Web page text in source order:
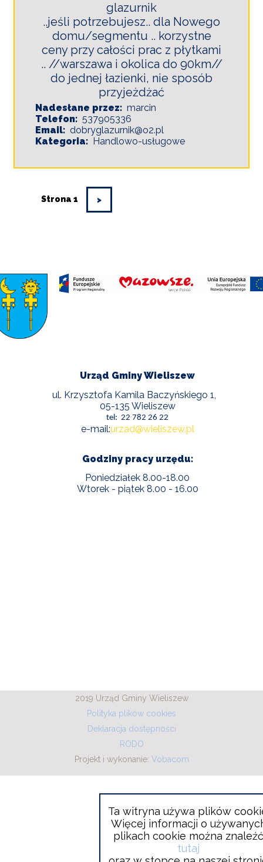
Ta witryna używa plików
Więcej informacji o
plikach cookie można znaleźć
tutaj
glazurnik
..jeśli potrzebujesz.. dla Nowego
domu/segmentu .. korzystne
ceny przy całości prac z płytkami
.. //warszawa i okolica do 90km//
do jednej łazienki, nie sposób
przyjeżdżać
Nadesłane przez
marcin
Telefon
537905336
Email
dobryglazurnik@o2.pl
Kategoria
Handlowo-usługowe
Strona 1 >
>
Urząd Gminy Wieliszew
ul. Krzysztofa Kamila Baczyńskiego 1,
05-135 Wieliszew
tel: 22 782 26 22
e-mail:urzad@wieliszew.pl
Godziny pracy urzędu:
Poniedziałek 8.00-18.00
Wtorek - piątek 8.00 - 16.00
2019 Urząd Gminy Wieliszew
Polityka plików cookies
Deklaracja dostępności
RODO
Projekt i wykonanie: Will
in
window
Vobacom